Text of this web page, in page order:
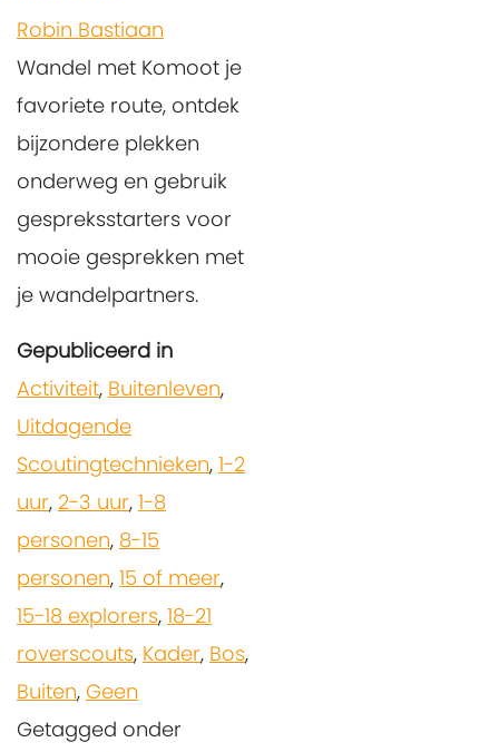
Robin Bastiaan
Wandel met Komoot je
favoriete route, ontdek
bijzondere plekken
onderweg en gebruik
gespreksstarters voor
mooie gesprekken met
je wandelpartners.
Gepubliceerd in
Activiteit, Buitenleven,
Uitdagende
Scoutingtechnieken, 1-2
uur, 2-3 uur, 1-8
personen, 8-15
personen, 15 of meer,
15-18 explorers, 18-21
roverscouts, Kader, Bos,
Buiten, Geen
Getagged onder